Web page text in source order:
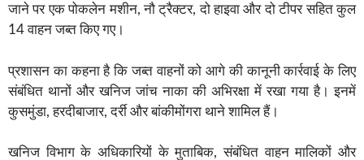
जाने पर एक पोकलेन मशीन, नौ ट्रैक्टर, दो हाइवा और दो टीपर सहित कुल
14 वाहन जब्त किए गए।
प्रशासन का कहना है कि जब्त वाहनों को आगे की कानूनी कार्रवाई के लिए
संबंधित थानों और खनिज जांच नाका की अभिरक्षा में रखा गया है। इनमें
कुसमुंडा, हरदीबाजार, दर्री और बांकीमोंगरा थाने शामिल हैं।
खनिज विभाग के अधिकारियों के मुताबिक, संबंधित वाहन मालिकों और